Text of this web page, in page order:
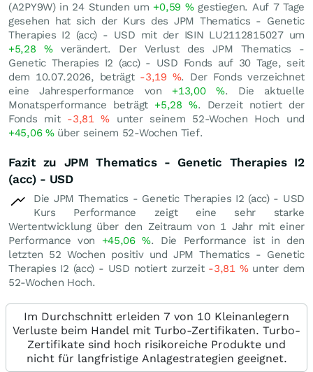
(A2PY9W) in 24 Stunden um +0,59 %gestiegen. Auf 7 Tage
gesehen hat sich der Kurs des JPM Thematics - Genetic
Therapies I2 (acc) - USD mit der ISIN LU2112815027 um
+5,28 %verändert. Der Verlust des JPM Thematics -
Genetic Therapies I2 (acc) - USD Fonds auf 30 Tage, seit
dem 10.07.2026, beträgt -3,19 %. Der Fonds verzeichnet
eine Jahresperformance von +13,00 %. Die aktuelle
Monatsperformance beträgt +5,28 %. Derzeit notiert der
Fonds mit -3,81% unter seinem 52-Wochen Hoch und
+45,06 %über seinem 52-Wochen Tief.
Fazit zu JPM Thematics - Genetic Therapies I2
(acc) - USD
Die JPM Thematics - Genetic Therapies I2 (acc) - USD
Kurs Performance zeigt eine sehr starke
Wertentwicklung über den Zeitraum von 1 Jahr mit einer
Performance von +45,06%. Die Performance ist in den
letzten 52 Wochen positiv und JPM Thematics - Genetic
Therapies I2 (acc) - USD notiert zurzeit -3,81 %unter dem
52-Wochen Hoch.
Im Durchschnitt erleiden 7 von 10 Kleinanlegern
Verluste beim Handel mit Turbo-Zertifikaten. Turbo-
Zertifikate sind hoch risikoreiche Produkte und
nicht für langfristige Anlagestrategien geeignet.